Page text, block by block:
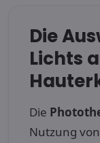
Die
Lichts
Die
Nutzung